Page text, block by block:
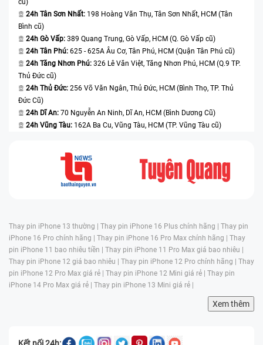
24h Tân Sơn Nhất: 198 Hoàng Văn Thụ, Tân Sơn Nhất, HCM (Tân
Bình cũ)
24h Gò Vấp: 389 Quang Trung, Gò Vấp, HCM (Q. Gò Vấp cũ)
24h Tân Phú: 625 - 625A Âu Cơ, Tân Phú, HCM (Quận Tân Phú cũ)
24h Tăng Nhơn Phú: 326 Lê Văn Việt, Tăng Nhơn Phú, HCM (Q.9 TP.
Thủ Đức cũ)
24h Thủ Đức: 256 Võ Văn Ngân, Thủ Đức, HCM (Bình Thọ, TP. Thủ
Đức Cũ)
24h Dĩ An: 70 Nguyễn An Ninh, Dĩ An, HCM (Bình Dương Cũ)
24h Vũng Tàu: 162A Ba Cu, Vũng Tàu, HCM (TP. Vũng Tàu cũ)
Thay pin iPhone 13 thường | Thay pin iPhone 16 Plus chính hãng | Thay pin
iPhone 16 Pro chính hãng | Thay pin iPhone 16 Pro Max chính hãng | Thay
pin iPhone 11 bao nhiêu tiền | Thay pin iPhone 11 Pro Max giá bao nhiêu |
Thay pin iPhone 12 giá bao nhiêu | Thay pin iPhone 12 Pro chính hãng | Thay
pin iPhone 12 Pro Max giá rẻ | Thay pin iPhone 12 Mini giá rẻ | Thay pin
iPhone 14 Pro Max giá rẻ | Thay pin iPhone 13 Mini giá rẻ |
Xem thêm